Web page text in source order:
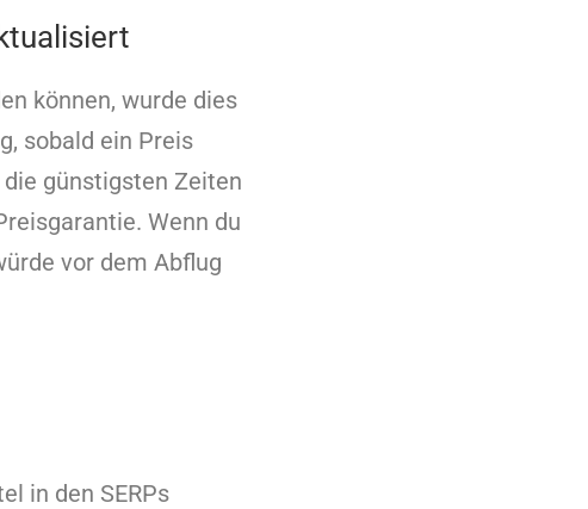
können, wurde dies
sobald ein Preis
günstigsten Zeiten
Wenn du
vor dem Abflug
in den SERPs